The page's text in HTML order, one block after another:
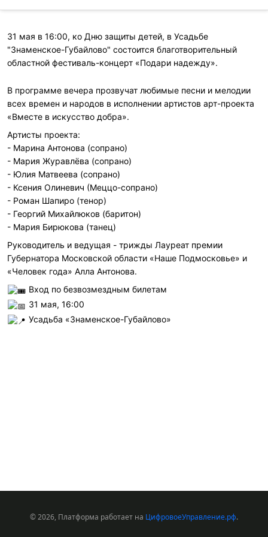
31 мая в 16:00, ко Дню защиты детей, в Усадьбе
"Знаменское-Губайлово" состоится благотворительный
областной фестиваль-концерт «Подари надежду».
В программе вечера прозвучат любимые песни и мелодии
всех времен и народов в исполнении артистов арт-проекта
«Вместе в искусство добра».
Артисты проекта:
- Марина Антонова (сопрано)
- Мария Журавлёва (сопрано)
- Юлия Матвеева (сопрано)
- Ксения Олиневич (Меццо-сопрано)
- Роман Шапиро (тенор)
- Георгий Михайлюков (баритон)
- Мария Бирюкова (танец)
Руководитель и ведущая - трижды Лауреат премии
Губернатора Московской области «Наше Подмосковье» и
«Человек года» Алла Антонова.
Вход по безвозмездным билетам
31 мая, 16:00
Усадьба «Знаменское-Губайлово»
© 2026, Платформа работает на ЦифровоеУправление.рф.